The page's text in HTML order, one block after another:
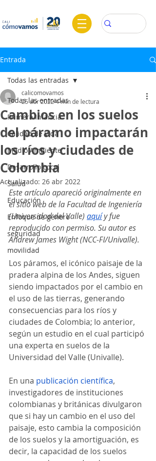
Entrada
Todas las entradas
Primera Infancia
Calidad de Vida
Medio Ambiente
Desarrollo Local
Salud
Educación
Enfoque de género
seguridad
movilidad
Todas las entradas
Cambios en los suelos
del páramo impactarán
los ríos y ciudades de
Colombia
calicomovamos
25 abr 20224 min de lectura
Actualizado: 26 abr 2022
Este artículo apareció originalmente en
el sitio web de la Facultad de Ingeniería
(Universidad del Valle) aquí y fue
reproducido con permiso. Su autor es
Andrew James Wight (NCC-FI/Univalle).
Los páramos, el icónico paisaje de la
pradera alpina de los Andes, siguen
siendo impactados por el cambio en
el uso de las tierras, generando
consecuencias para los ríos y
ciudades de Colombia; lo anterior,
según un estudio en el cual participó
una experta en suelos de la
Universidad del Valle (Univalle).
En una publicación científica,
investigadores de instituciones
colombianas y británicas divulgaron
que si hay un cambio en el uso del
paisaje, esto cambia la composición
de los suelos y la amortiguación, es
decir, la capacidad de los suelos